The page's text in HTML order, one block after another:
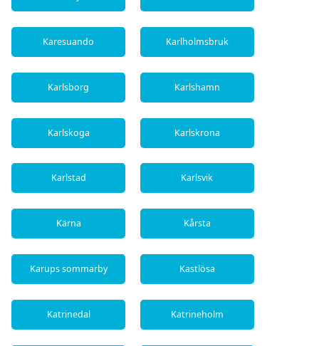
Karesuando Karlholmsbruk
Karlsborg Karlshamn
Karlskoga Karlskrona
Karlstad Karlsvik
Kärna Kårsta
Karups sommarby Kastlösa
Katrinedal Katrineholm